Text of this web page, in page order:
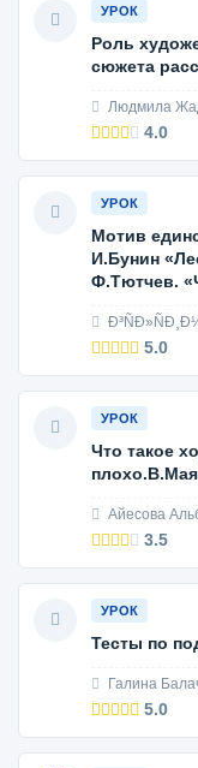
УРОК
Роль
сюжета
Людмила
4.0
УРОК
Мотив
И.Бунин
Ф.Тютчев.
5.0
УРОК
Что такое
Айесова
3.5
УРОК
Тесты по
Галина
5.0